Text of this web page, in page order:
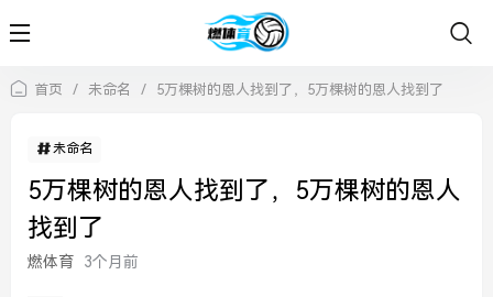
首页 / 未命名 / 5万棵树的恩人找到了，5万棵树的恩人找到了
未命名
5万棵树的恩人找到了，5万棵树的恩人
找到了
燃体育 3个月前